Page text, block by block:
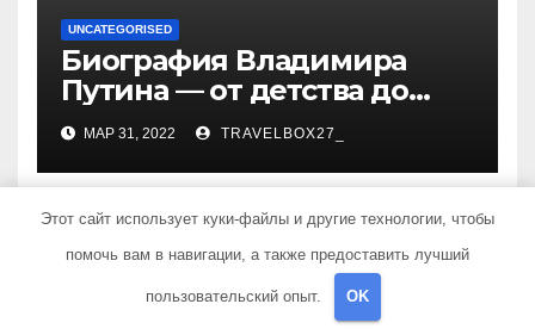
UNCATEGORISED
Биография Владимира
Путина — от детства до
президентства
МАР 31, 2022 TRAVELBOX27_
Добавить комментарий
Этот сайт использует куки-файлы и другие технологии, чтобы
помочь вам в навигации, а также предоставить лучший
пользовательский опыт. OK